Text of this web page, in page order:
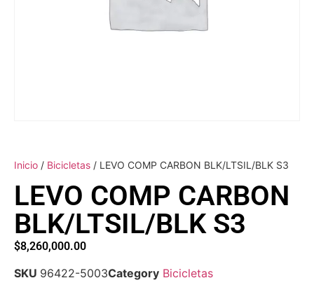
Inicio / Bicicletas / LEVO COMP CARBON BLK/LTSIL/BLK S3
LEVO COMP CARBON
BLK/LTSIL/BLK S3
$8,260,000.00
SKU 96422-5003Category Bicicletas